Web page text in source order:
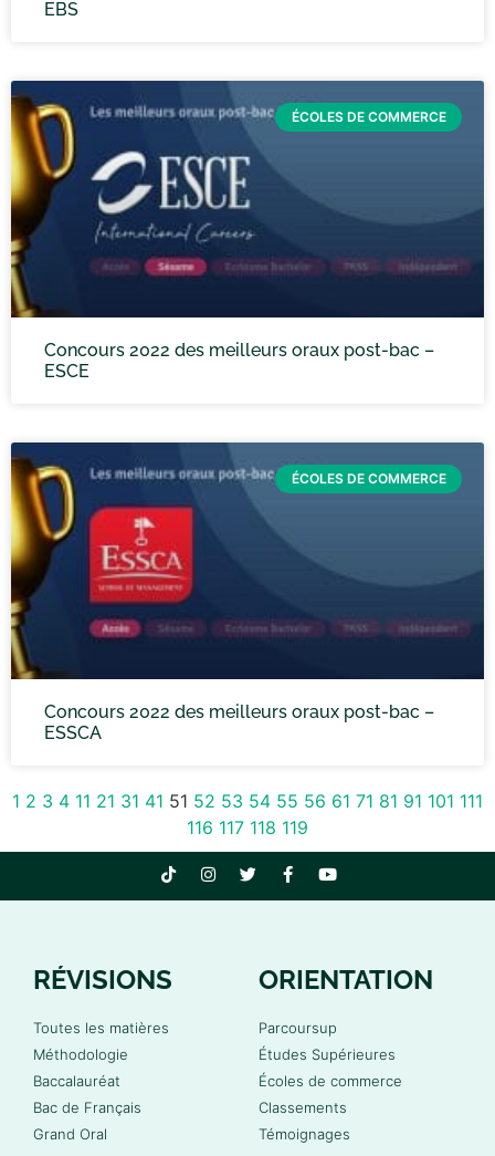
EBS
ÉCOLES DE COMMERCE
Concours 2022 des meilleurs oraux post-bac –
ESCE
ÉCOLES DE COMMERCE
Concours 2022 des meilleurs oraux post-bac –
ESSCA
1 2 3 4 11 21 31 41 51 52 53 54 55 56 61 71 81 91 101 111
116 117 118 119
RÉVISIONS
Toutes les matières
Méthodologie
Baccalauréat
Bac de Français
Grand Oral
ORIENTATION
Parcoursup
Études Supérieures
Écoles de commerce
Classements
Témoignages